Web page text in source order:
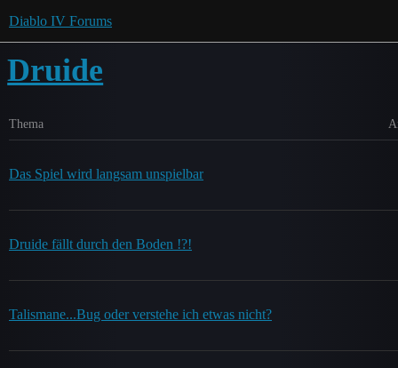
Diablo IV Forums
Druide
Thema
Das Spiel wird langsam unspielbar
Druide fällt durch den Boden !?!
Talismane...Bug oder verstehe ich etwas nicht?